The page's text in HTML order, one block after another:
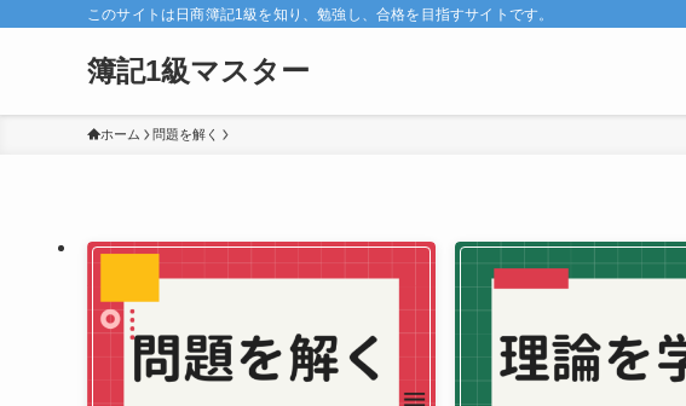
このサイトは日商簿記1級を知り、勉強し、合格を目指すサイトです。
簿記1級マスター
ホーム 問題を解く